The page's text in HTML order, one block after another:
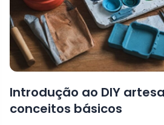
Introdução ao DIY
conceitos básicos